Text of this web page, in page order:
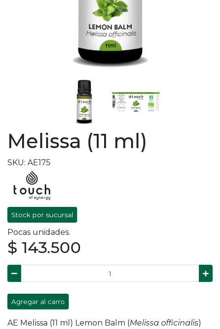
Melissa (11 ml)
SKU: AE175
Stock por sucursal
Pocas unidades.
$ 143.500
Agregar al carro
AE Melissa (11 ml) Lemon Balm (Melissa officinalis)